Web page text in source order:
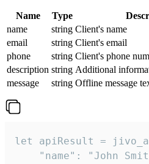
Name Type
name
string Client's name
email
string Client's email
phone
string Client's phone
description string Additional
message
string Offline message
let apiResult =
"name": "John